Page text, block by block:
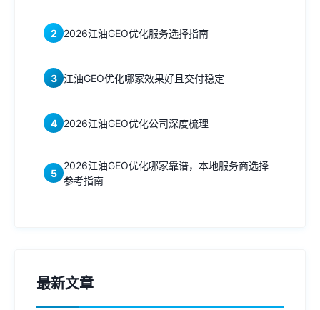
2 2026江油GEO优化服务选择指南
3 江油GEO优化哪家效果好且交付稳定
4 2026江油GEO优化公司深度梳理
5
2026江油GEO优化哪家靠谱，本地服务商选择
参考指南
最新文章